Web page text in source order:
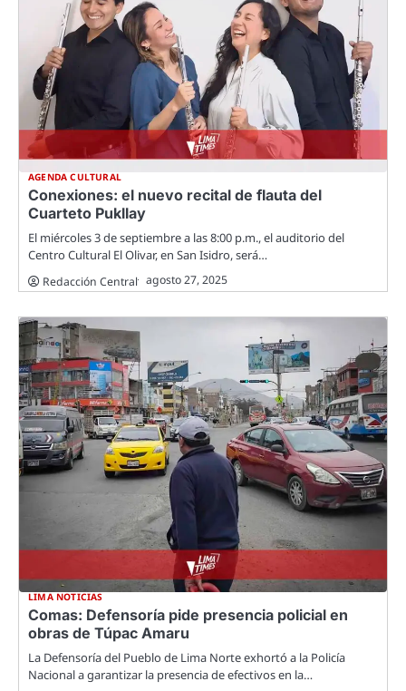
AGENDA CULTURAL
Conexiones: el nuevo recital de flauta del
Cuarteto Pukllay
El miércoles 3 de septiembre a las 8:00 p.m., el auditorio del
Centro Cultural El Olivar, en San Isidro, será…
Redacción Central agosto 27, 2025
LIMA NOTICIAS
Comas: Defensoría pide presencia policial en
obras de Túpac Amaru
La Defensoría del Pueblo de Lima Norte exhortó a la Policía
Nacional a garantizar la presencia de efectivos en la…